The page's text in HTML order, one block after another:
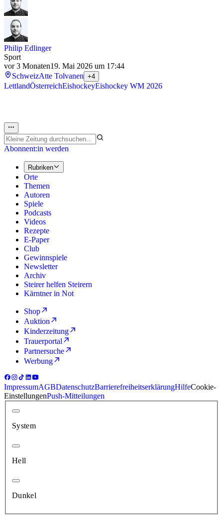
Philip Edlinger
Sport
vor 3 Monaten19. Mai 2026 um 17:44
SchweizAtte Tolvanen +4
LettlandÖsterreichEishockeyEishockey WM 2026
Abonnent:in werden
Rubriken
Orte
Themen
Autoren
Spiele
Podcasts
Videos
Rezepte
E-Paper
Club
Gewinnspiele
Newsletter
Archiv
Steirer helfen Steirern
Kärntner in Not
Shop
Auktion
Kinderzeitung
Trauerportal
Partnersuche
Werbung
ImpressumAGBDatenschutzBarrierefreiheitserklärungHilfeCookie-
EinstellungenPush-Mitteilungen
System
Hell
Dunkel